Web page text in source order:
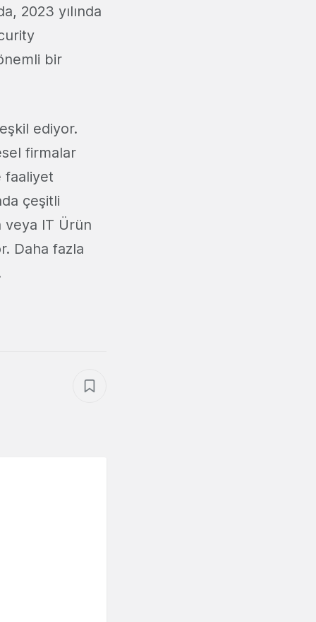
2023 yılında
bir
ediyor.
firmalar
faaliyet
çeşitli
veya IT Ürün
Daha fazla